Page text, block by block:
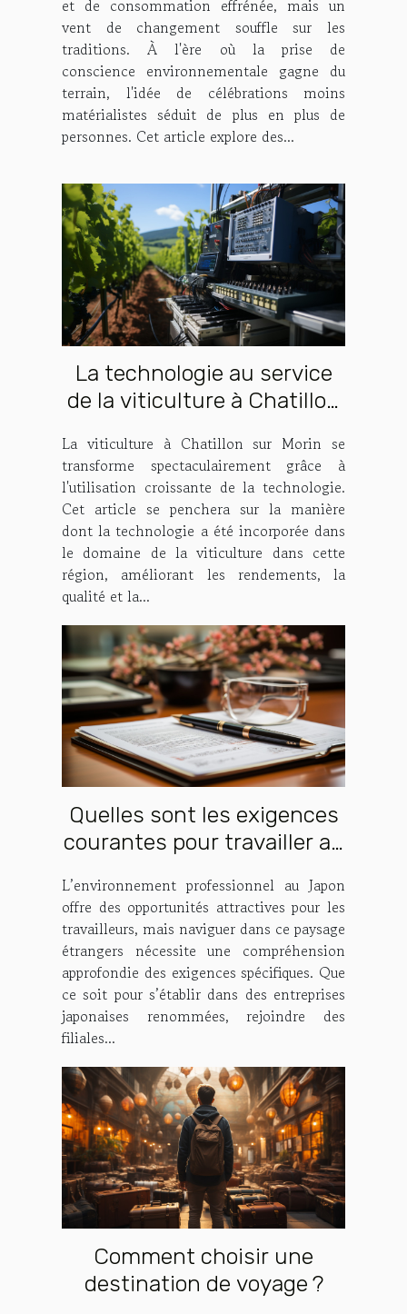
et de consommation effrénée, mais un
vent de changement souffle sur les
traditions. À l'ère où la prise de
conscience environnementale gagne du
terrain, l'idée de célébrations moins
matérialistes séduit de plus en plus de
personnes. Cet article explore des...
La technologie au service
de la viticulture à Chatillon
La viticulture à Chatillon sur Morin se
transforme spectaculairement grâce à
l'utilisation croissante de la technologie.
Cet article se penchera sur la manière
dont la technologie a été incorporée dans
le domaine de la viticulture dans cette
région, améliorant les rendements, la
qualité et la...
Quelles sont les exigences
courantes pour travailler au
L’environnement professionnel au Japon
offre des opportunités attractives pour les
travailleurs, mais naviguer dans ce paysage
étrangers nécessite une compréhension
approfondie des exigences spécifiques. Que
ce soit pour s’établir dans des entreprises
japonaises renommées, rejoindre des
filiales...
Comment choisir une
destination de voyage ?